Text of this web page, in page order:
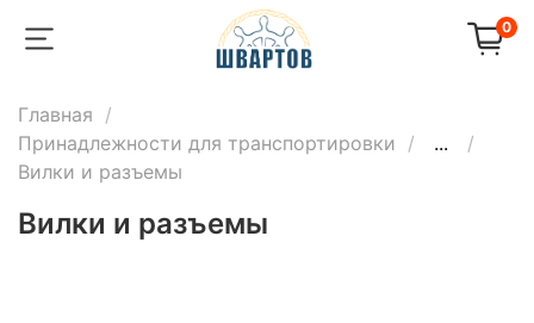
0
Главная
Принадлежности для транспортировки
...
Вилки и разъемы
Вилки и разъемы